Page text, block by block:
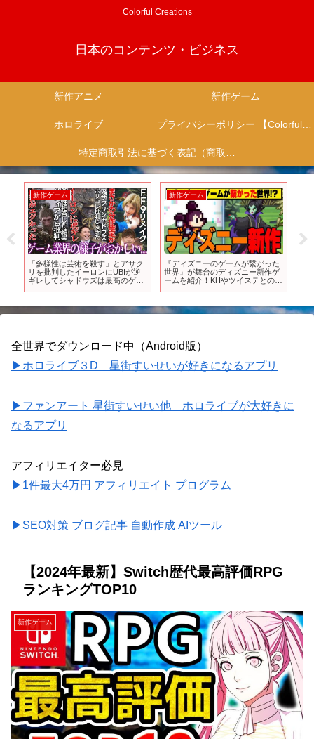
Colorful Creations
日本のコンテンツ・ビジネス
新作アニメ 新作ゲーム
ホロライブ プライバシーポリシー 【Colorful Creation】
特定商取引法に基づく表記（商取引に関する開示）
新作ゲーム
「多様性は芸術を殺す」とアサク
リを批判したイーロンにUBIが逆
ギレしてシャドウズは最高のゲー
ヤバい..FF9リメイクが分作確定か
新作ゲーム
『ディズニーのゲームが繋がった
世界』が舞台のディズニー新作ゲ
ームを紹介！KHやツイステとのコ
ル/PixelRPG】
全世界でダウンロード中（Android版）
▶ホロライブ３D 星街すいせいが好きになるアプリ
▶ファンアート 星街すいせい他 ホロライブが大好きに
なるアプリ
アフィリエイター必見
▶1件最大4万円 アフィリエイト プログラム
▶SEO対策 ブログ記事 自動作成 AIツール
【2024年最新】Switch歴代最高評価RPG
ランキングTOP10
新作ゲーム